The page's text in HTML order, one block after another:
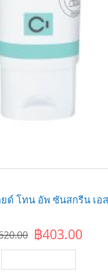
โทน อัพ ซันสกรีน เอส
฿403.00